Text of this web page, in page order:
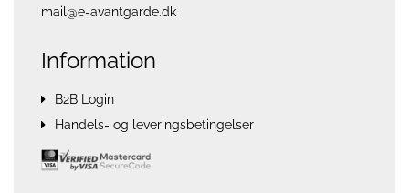
mail@e-avantgarde.dk
Information
B2B Login
Handels- og leveringsbetingelser